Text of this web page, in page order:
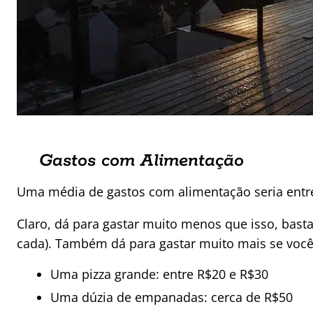
Gastos com Alimentação
Uma média de gastos com alimentação seria
Claro, dá para gastar muito menos que isso,
cada). Também dá para gastar muito mais se
Uma pizza grande: entre R$20 e R$30
Uma dúzia de empanadas: cerca de R$50